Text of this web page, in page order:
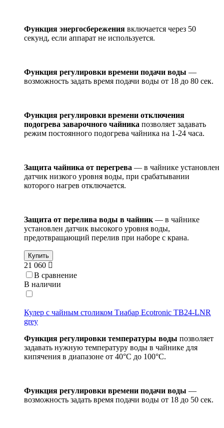
Функция энергосбережения включается через 50
секунд, если аппарат не используется.
Функция регулировки времени подачи воды —
возможность задать время подачи воды от 18 до 80 сек.
Функция регулировки времени отключения
подогрева заварочного чайника позволяет задавать
режим постоянного подогрева чайника на 1-24 часа.
Защита чайника от перегрева — в чайнике установлен
датчик низкого уровня воды, при срабатывании
которого нагрев отключается.
Защита от перелива воды в чайник — в чайнике
установлен датчик высокого уровня воды,
предотвращающий перелив при наборе с крана.
Купить
21 060
В сравнение
В наличии
Кулер с чайным столиком Тиабар Ecotronic TB24-LNR
grey
Функция регулировки температуры воды позволяет
задавать нужную температуру воды в чайнике для
кипячения в диапазоне от 40°С до 100°С.
Функция регулировки времени подачи воды —
возможность задать время подачи воды от 18 до 50 сек.